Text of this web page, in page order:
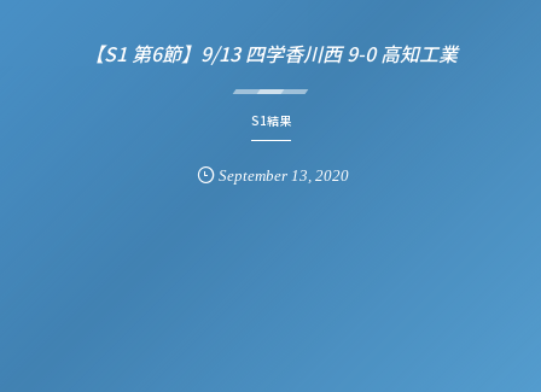
【S1 第6節】9/13 四学香川西 9-0 高知工業
S1結果
September 13, 2020